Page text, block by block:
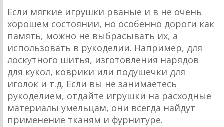
Если мягкие игрушки рваные и в не очень
хорошем состоянии, но особенно дороги как
память, можно не выбрасывать их, а
использовать в рукоделии. Например, для
лоскутного шитья, изготовления нарядов
для кукол, коврики или подушечки для
иголок и т.д. Если вы не занимаетесь
рукоделием, отдайте игрушки на расходные
материалы умельцам, они всегда найдут
применение тканям и фурнитуре.